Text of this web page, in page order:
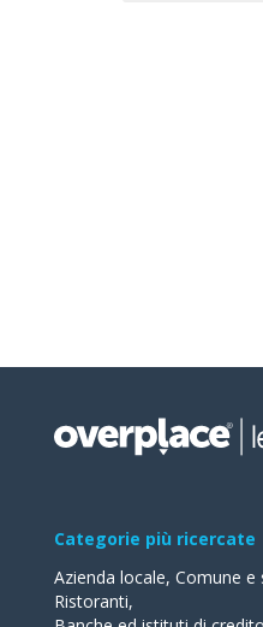
Categorie più ricercate
Azienda locale, Comune e
Ristoranti,